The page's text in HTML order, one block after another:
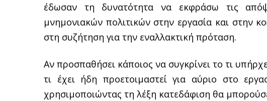
έδωσαν τη δυνατότητα να εκφράσω τις
μνημονιακών πολιτικών στην εργασία και στην
στη συζήτηση για την εναλλακτική πρόταση.
Αν προσπαθήσει κάποιος να συγκρίνει το τι
τι έχει ήδη προετοιμαστεί για αύριο στο
χρησιμοποιώντας τη λέξη κατεδάφιση θα